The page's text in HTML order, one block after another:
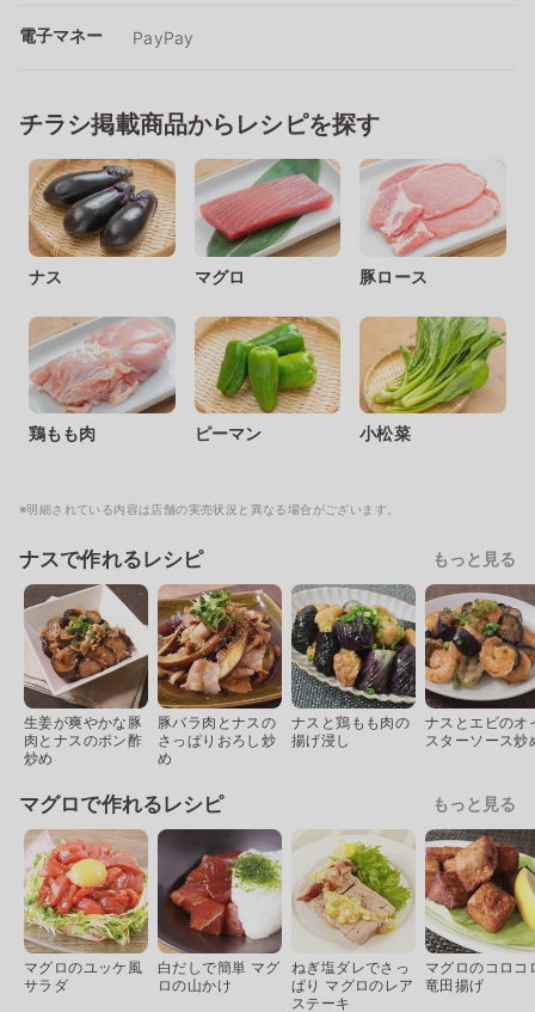
電子マネー PayPay
チラシ掲載商品からレシピを探す
ナス マグロ 豚ロース
鶏もも肉 ピーマン 小松菜
※明細されている内容は店舗の実売状況と異なる場合がございます。
ナスで作れるレシピ もっと見る
生姜が爽やかな豚
肉とナスのポン酢
炒め
豚バラ肉とナスの
さっぱりおろし炒
め
ナスと鶏もも肉の
揚げ浸し
ナスとエビのオ
スターソース炒
マグロで作れるレシピ もっと見る
マグロのユッケ風
サラダ
白だしで簡単 マグ
ロの山かけ
ねぎ塩ダレでさっ
ぱり マグロのレア
ステーキ
マグロのコロコ
竜田揚げ